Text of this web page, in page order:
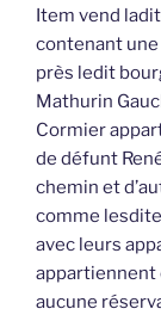
Item vend
contenant
près ledit
Mathurin
Cormier
de défunt
chemin et
comme
avec leurs
appartiennent
aucune